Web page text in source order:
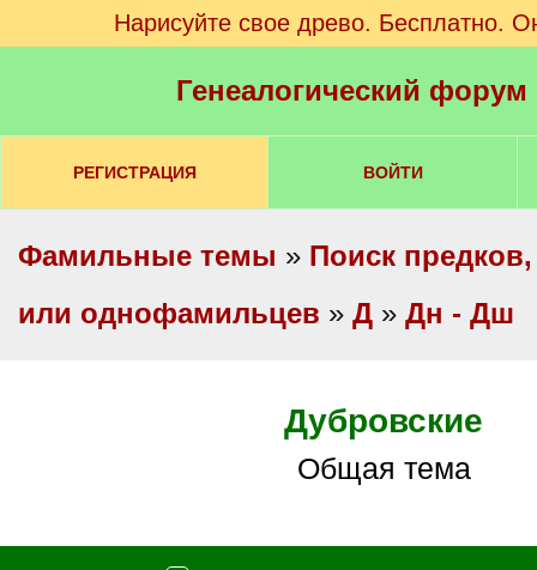
Нарисуйте свое древо. Бесплатно.
Генеалогический
РЕГИСТРАЦИЯ ВОЙТИ
Фамильные темы » Поиск
или однофамильцев » Д » Дн - Дш
Дубровские
Общая тема